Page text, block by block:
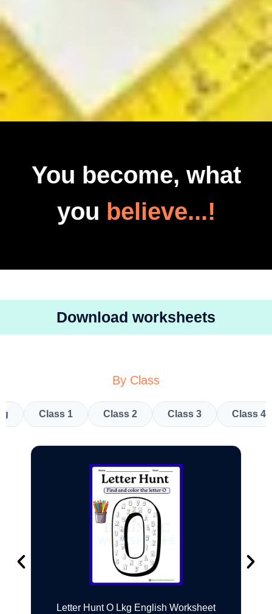
You become, what
you believe...!
Download worksheets
By Class
Class 1 Class 2 Class 3 Class 4
Letter Hunt O Lkg English Worksheet